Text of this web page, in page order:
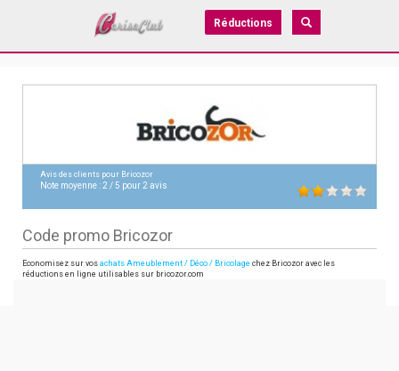
Réductions
Avis des clients pour Bricozor
Note moyenne :2 /5 pour2 avis
Code promo Bricozor
Economisez sur vos achats Ameublement / Déco / Bricolage chez Bricozor avec les
réductions en ligne utilisables sur bricozor.com